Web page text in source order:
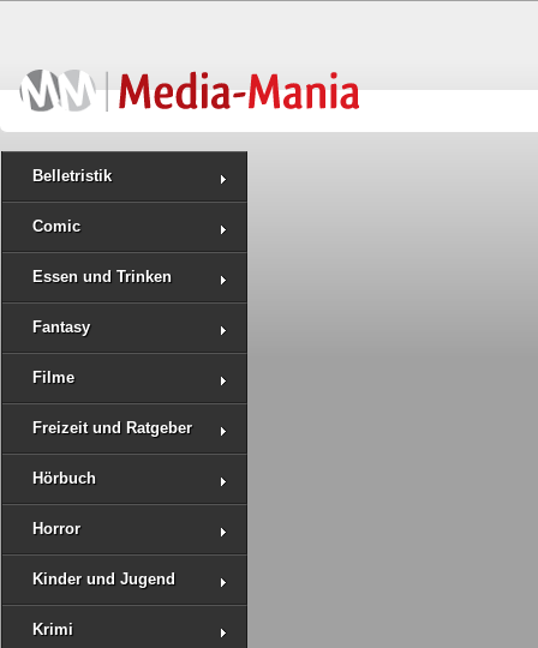
Belletristik
Comic
Essen und Trinken
Fantasy
Filme
Freizeit und Ratgeber
Hörbuch
Horror
Kinder und Jugend
Krimi